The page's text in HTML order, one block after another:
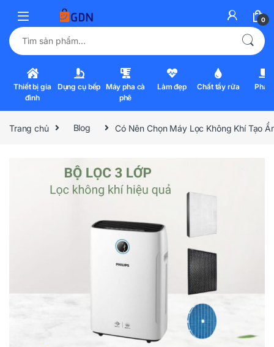
0
Tìm kiếm:
Thiết bị gia
đình
Dụng cụ bếp Máy pha cà
phê
Làm đẹp Chất tẩy rửa Pha
Trang chủ Blog Có Nên Chọn Máy Lọc Không Khí Tạo